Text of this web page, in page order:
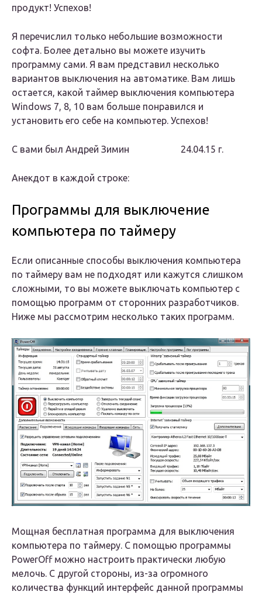
продукт! Успехов!
Я перечислил только небольшие возможности
софта. Более детально вы можете изучить
программу сами. Я вам представил несколько
вариантов выключения на автоматике. Вам лишь
остается, какой таймер выключения компьютера
Windows 7, 8, 10 вам больше понравился и
установить его себе на компьютер. Успехов!
С вами был Андрей Зимин 24.04.15 г.
Анекдот в каждой строке:
Программы для выключение
компьютера по таймеру
Если описанные способы выключения компьютера
по таймеру вам не подходят или кажутся слишком
сложными, то вы можете выключать компьютер с
помощью программ от сторонних разработчиков.
Ниже мы рассмотрим несколько таких программ.
Мощная бесплатная программа для выключения
компьютера по таймеру. С помощью программы
PowerOff можно настроить практически любую
мелочь. С другой стороны, из-за огромного
количества функций интерфейс данной программы